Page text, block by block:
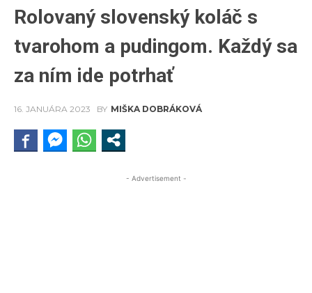
Rolovaný slovenský koláč s
tvarohom a pudingom. Každý sa
za ním ide potrhať
16. JANUÁRA 2023 BY MIŠKA DOBRÁKOVÁ
- Advertisement -